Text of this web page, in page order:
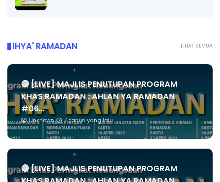
LIHAT SEMUA
IHYA' RAMADAN
🔴 [LIVE] MAJLIS PENUTUPAN PROGRAM
KHAS RAMADAN : AHLAN YA RAMADAN
#06...
Unknown 4 tahun yang lalu
🔴 [LIVE] MAJLIS PENUTUPAN PROGRAM